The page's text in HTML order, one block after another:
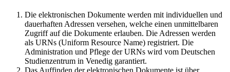
Die elektronischen Dokumente werden mit individuellen und
dauerhaften Adressen versehen, welche einen unmittelbaren
Zugriff auf die Dokumente erlauben. Die Adressen werden
als URNs (Uniform Resource Name) registriert. Die
Administration und Pflege der URNs wird vom Deutschen
Studienzentrum in Venedig garantiert.
Das Auffinden der elektronischen Dokumente ist über